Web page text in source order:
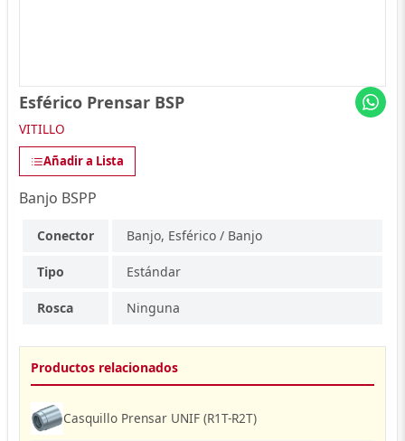
Esférico Prensar BSP
VITILLO
Añadir a Lista
Banjo BSPP
Conector Banjo, Esférico / Banjo
Tipo Estándar
Rosca Ninguna
Productos relacionados
Casquillo Prensar UNIF (R1T-R2T)